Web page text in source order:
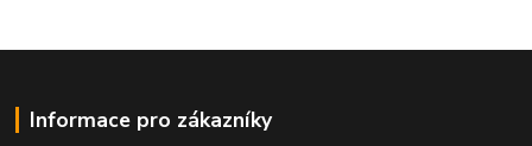
Informace pro zákazníky